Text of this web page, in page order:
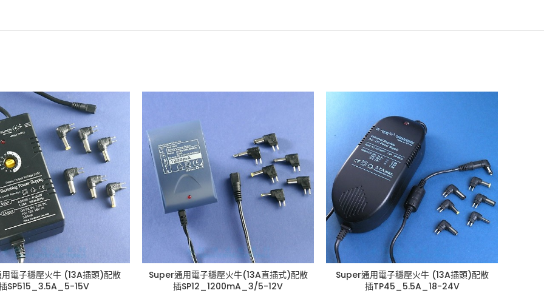
電子穩壓火牛 (13A插頭)配散
SP515_3.5A_5-15V
Super通用電子穩壓火牛(13A直插式)配散
插SP12_1200mA_3/5-12V
Super通用電子穩壓火牛 (13A插頭)配散
插TP45_5.5A_18-24V